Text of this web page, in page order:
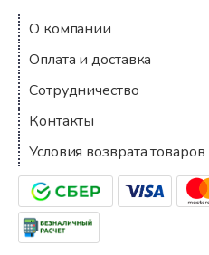
О компании
Оплата и доставка
Сотрудничество
Контакты
Условия возврата товаров